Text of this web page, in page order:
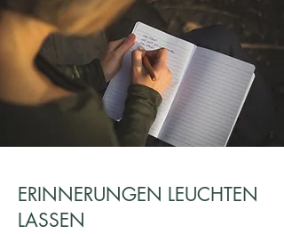
ERINNERUNGEN LEUCHTEN
LASSEN